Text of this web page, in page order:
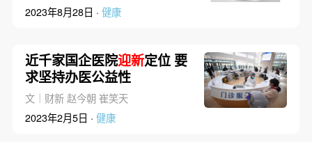
2023年8月28日 · 健康
近千家国企医院迎新定位 要
求坚持办医公益性
文｜财新 赵今朝 崔笑天
2023年2月5日 · 健康